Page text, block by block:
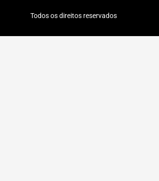
Todos os direitos reservados